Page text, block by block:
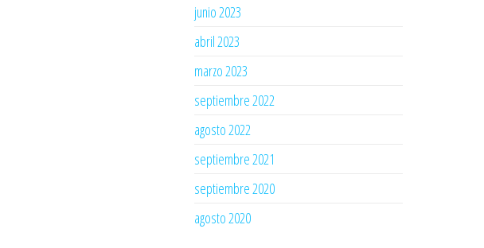
junio 2023
abril 2023
marzo 2023
septiembre 2022
agosto 2022
septiembre 2021
septiembre 2020
agosto 2020